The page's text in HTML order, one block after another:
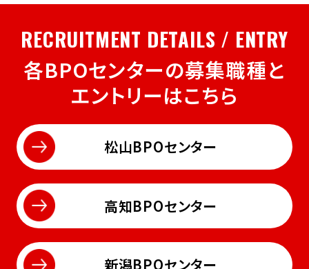
RECRUITMENT DETAILS / ENTRY
各BPOセンターの募集職種と
エントリーはこちら
松山BPOセンター
高知BPOセンター
新潟BPOセンター